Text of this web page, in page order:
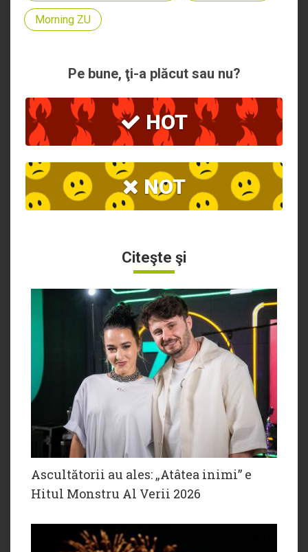
Morning ZU
Pe bune, ţi-a plăcut sau nu?
HOT
NOT
Citeşte şi
Ascultătorii au ales: „Atâtea inimi” e
Hitul Monstru Al Verii 2026